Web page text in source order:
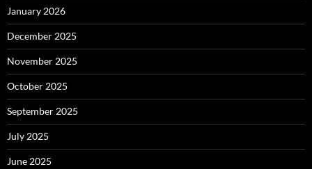
January 2026
December 2025
November 2025
October 2025
September 2025
July 2025
June 2025